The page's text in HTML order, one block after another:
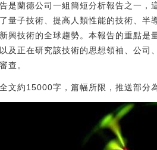
是蘭德公司一組簡短分析報告之一，
量子技術、提高人類性能的技術、半
興技術的全球趨勢。本報告的重點是
及正在研究該技術的思想領袖、公司
查。
文約15000字，篇幅所限，推送部分